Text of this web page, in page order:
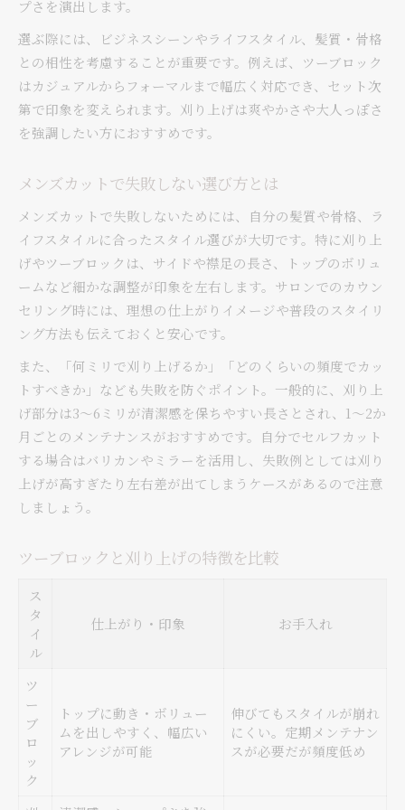
プさを演出します。
選ぶ際には、ビジネスシーンやライフスタイル、髪質・骨格
との相性を考慮することが重要です。例えば、ツーブロック
はカジュアルからフォーマルまで幅広く対応でき、セット次
第で印象を変えられます。刈り上げは爽やかさや大人っぽさ
を強調したい方におすすめです。
メンズカットで失敗しない選び方とは
メンズカットで失敗しないためには、自分の髪質や骨格、ラ
イフスタイルに合ったスタイル選びが大切です。特に刈り上
げやツーブロックは、サイドや襟足の長さ、トップのボリュ
ームなど細かな調整が印象を左右します。サロンでのカウン
セリング時には、理想の仕上がりイメージや普段のスタイリ
ング方法も伝えておくと安心です。
また、「何ミリで刈り上げるか」「どのくらいの頻度でカッ
トすべきか」なども失敗を防ぐポイント。一般的に、刈り上
げ部分は3〜6ミリが清潔感を保ちやすい長さとされ、1〜2か
月ごとのメンテナンスがおすすめです。自分でセルフカット
する場合はバリカンやミラーを活用し、失敗例としては刈り
上げが高すぎたり左右差が出てしまうケースがあるので注意
しましょう。
ツーブロックと刈り上げの特徴を比較
ス
タ
イ
ル
仕上がり・印象 お手入れ
ツ
ー
ブ
ロ
ッ
ク
トップに動き・ボリュー
ムを出しやすく、幅広い
アレンジが可能
伸びてもスタイルが崩れ
にくい。定期メンテナン
スが必要だが頻度低め